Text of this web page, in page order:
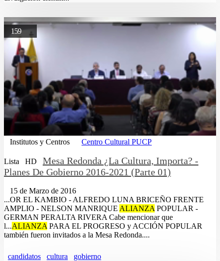
159
Institutos y Centros Centro Cultural PUCP
Lista HD
Mesa Redonda ¿La Cultura, Importa? -
Planes De Gobierno 2016-2021 (Parte 01)
15 de Marzo de 2016
...OR EL KAMBIO - ALFREDO LUNA BRICEÑO FRENTE
AMPLIO - NELSON MANRIQUE ALIANZA POPULAR -
GERMAN PERALTA RIVERA Cabe mencionar que
l...ALIANZA PARA EL PROGRESO y ACCIÓN POPULAR
también fueron invitados a la Mesa Redonda....
candidatos cultura gobierno